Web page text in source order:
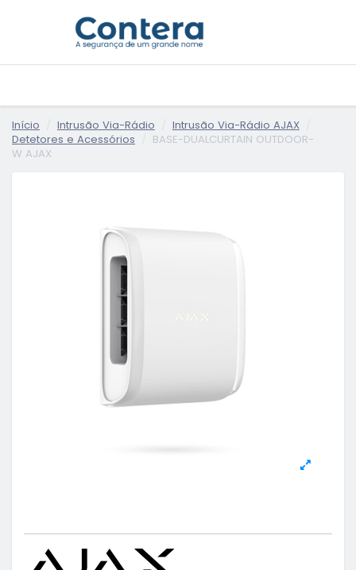
Início Intrusão Via-Rádio
Intrusão Via-Rádio AJAX
Detetores e Acessórios
BASE-DUALCURTAIN OUTDOOR-
W AJAX